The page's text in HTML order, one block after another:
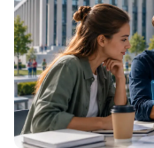
Рейтинг онлайн-